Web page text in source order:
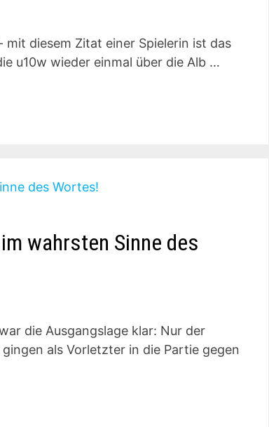
diesem Zitat einer Spielerin ist das
u10w wieder einmal über die Alb …
wahrsten Sinne des
die Ausgangslage klar: Nur der
als Vorletzter in die Partie gegen